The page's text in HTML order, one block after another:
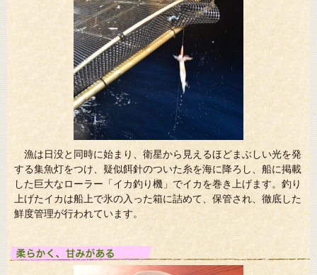
漁は日没と同時に始まり、衛星から見えるほどまぶしい光を発
する集魚灯をつけ、疑似餌針のついた糸を海に降ろし、船に掲載
した巨大なローラー「イカ釣り機」でイカを巻き上げます。釣り
上げたイカは船上で氷の入った箱に詰めて、保管され、徹底した
鮮度管理が行われています。